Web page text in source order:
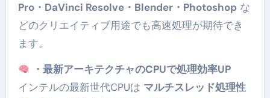
Pro・DaVinci Resolve・Blender・Photoshopな
どのクリエイティブ用途でも高速処理が期待でき
ます。
・最新アーキテクチャのCPUで処理効率UP
インテルの最新世代CPUは マルチスレッド処理性